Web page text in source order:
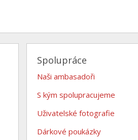
Spolupráce
Naši ambasadoři
S kým spolupracujeme
Uživatelské fotografie
Dárkové poukázky